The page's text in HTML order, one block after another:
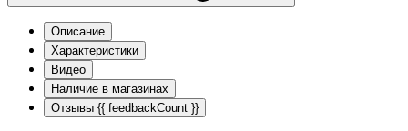
Описание
Характеристики
Видео
Наличие в магазинах
Отзывы {{ feedbackCount }}